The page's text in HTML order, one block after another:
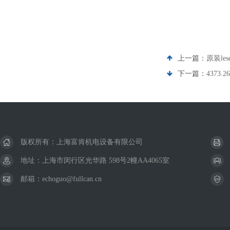
上一篇： 原装
下一篇：
版权所有：上海富肯机电设备有限公司
地址：上海市闵行区光华路 598号2幢AA4065室
邮箱：echoguo@fullcan.cn